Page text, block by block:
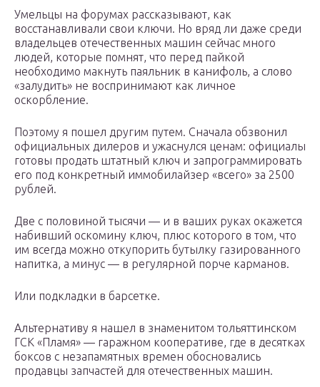
Умельцы на форумах рассказывают, как
восстанавливали свои ключи. Но вряд ли даже среди
владельцев отечественных машин сейчас много
людей, которые помнят, что перед пайкой
необходимо макнуть паяльник в канифоль, а слово
«залудить» не воспринимают как личное
оскорбление.
Поэтому я пошел другим путем. Сначала обзвонил
официальных дилеров и ужаснулся ценам: официалы
готовы продать штатный ключ и запрограммировать
его под конкретный иммобилайзер «всего» за 2500
рублей.
Две с половиной тысячи — и в ваших руках окажется
набивший оскомину ключ, плюс которого в том, что
им всегда можно откупорить бутылку газированного
напитка, а минус — в регулярной порче карманов.
Или подкладки в барсетке.
Альтернативу я нашел в знаменитом тольяттинском
ГСК «Пламя» — гаражном кооперативе, где в десятках
боксов с незапамятных времен обосновались
продавцы запчастей для отечественных машин.